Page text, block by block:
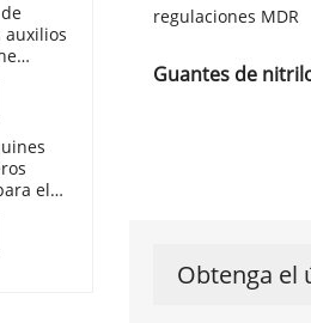
regulaciones MDR
Guantes de
Obtenga el
auxilios
el
Italia
el